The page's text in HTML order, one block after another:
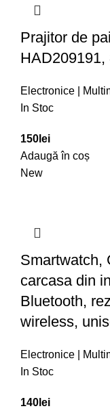
Prajitor de
HAD209191,
Electronice |
In Stoc
150 lei
Adaugă în coș
New
Smartwatch,
carcasa din
Bluetooth,
wireless,
Electronice |
In Stoc
140 lei